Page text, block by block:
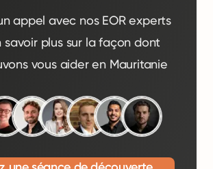
appel avec nos EOR experts
savoir plus sur la façon dont
vous aider en Mauritanie